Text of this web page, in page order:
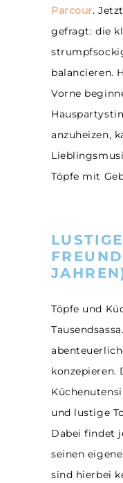
Parcour.
gefragt: die
balancieren.
Vorne
anzuheizen,
Töpfe mit
Töpfe und
konzepieren.
und lustige
Dabei findet
seinen
sind hierbei